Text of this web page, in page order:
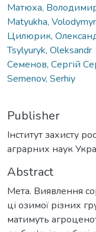
Матюха,
Matyukha, Volodymyr
Цилюрик,
Tsylyuryk, Oleksandr
Семенов, Сергій
Semenov, Serhiy
Publisher
Інститут захисту
аграрних наук
Abstract
Мета. Виявлення
ці озимої різних
матимуть